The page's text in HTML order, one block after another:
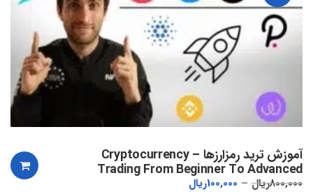
آموزش ترید رمزارزها – Cryptocurrency
Trading From Beginner To Advanced
800,000ریال 100,000ریال